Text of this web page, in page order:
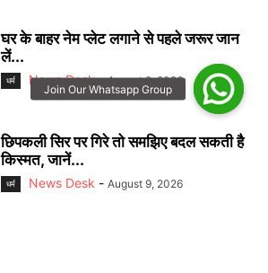
घर के बाहर नेम प्लेट लगाने से पहले जरूर जान
लें...
धर्म News Desk - August 9, 2026
छिपकली सिर पर गिरे तो समझिए बदल सकती है
किस्मत, जानें...
धर्म News Desk - August 9, 2026